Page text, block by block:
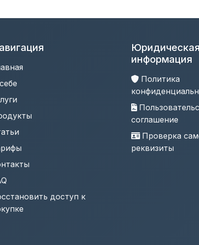
доступ к
Юридическая
информация
Политика
соглашение
Проверка
реквизиты